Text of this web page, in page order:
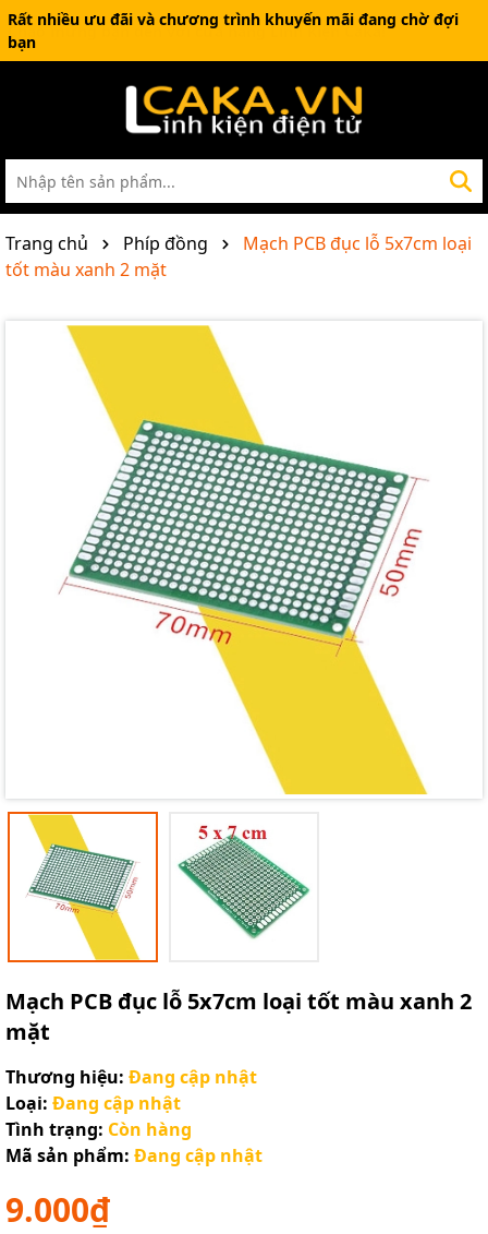
Rất nhiều ưu đãi và chương trình khuyến mãi đang chờ đợi
bạn
Trang chủ Phíp đồng
Mạch PCB đục lỗ 5x7cm loại
tốt màu xanh 2 mặt
Mạch PCB đục lỗ 5x7cm loại tốt màu xanh 2
mặt
Thương hiệu: Đang cập nhật
Loại: Đang cập nhật
Tình trạng: Còn hàng
Mã sản phẩm: Đang cập nhật
9.000₫
Điều kiện: